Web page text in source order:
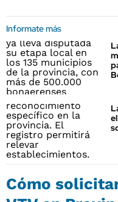
Informate más
Cómo